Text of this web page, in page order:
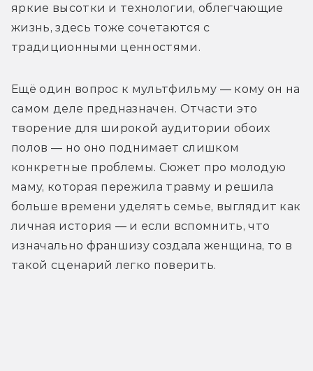
яркие высотки и технологии, облегчающие
жизнь, здесь тоже сочетаются с
традиционными ценностями.
Ещё один вопрос к мультфильму — кому он на
самом деле предназначен. Отчасти это
творение для широкой аудитории обоих
полов — но оно поднимает слишком
конкретные проблемы. Сюжет про молодую
маму, которая пережила травму и решила
больше времени уделять семье, выглядит как
личная история — и если вспомнить, что
изначально франшизу создала женщина, то в
такой сценарий легко поверить.